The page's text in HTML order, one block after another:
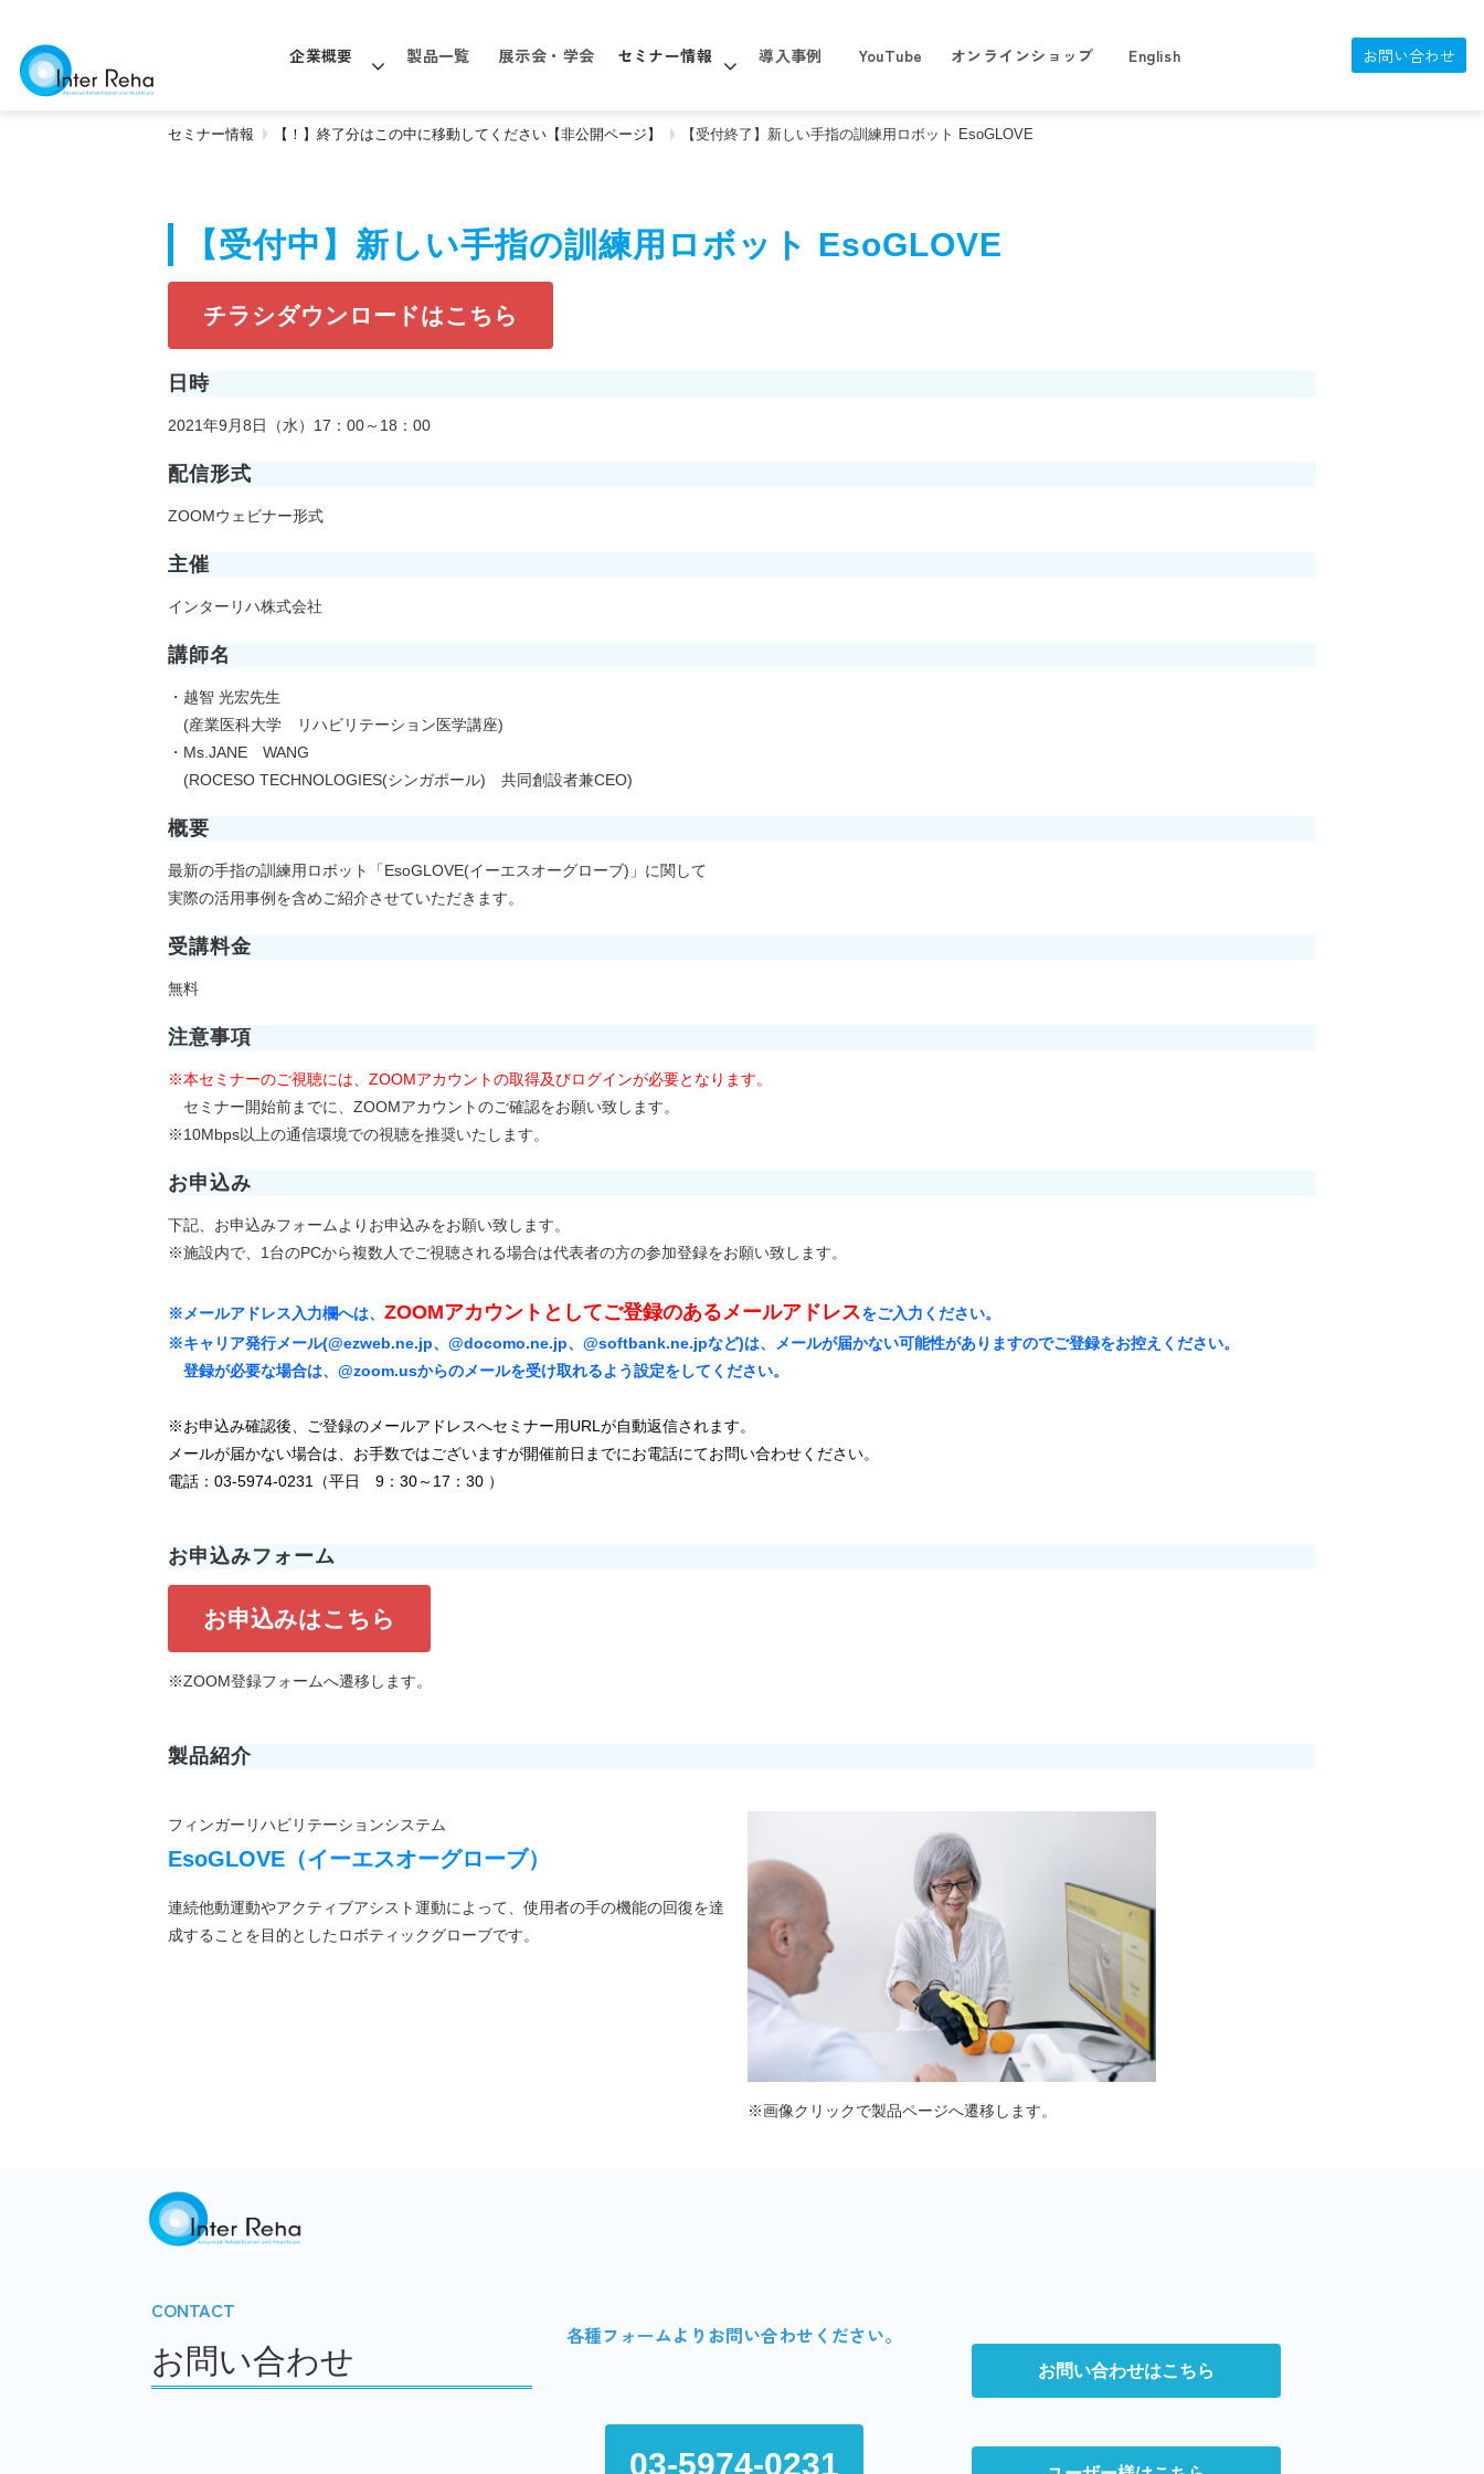
企業概要 製品一覧 展示会・学会 セミナー情報 導入事例 YouTube オンラインショップ English お問い合わせ
セミナー情報 【！】終了分はこの中に移動してください【非公開ページ】 【受付終了】新しい手指の訓練用ロボット EsoGLOVE
【受付中】新しい手指の訓練用ロボット EsoGLOVE
チラシダウンロードはこちら
日時
2021年9月8日（水）17：00～18：00
配信形式
ZOOMウェビナー形式
主催
インターリハ株式会社
講師名
・越智 光宏先生
(産業医科大学 リハビリテーション医学講座)
・Ms.JANE WANG
(ROCESO TECHNOLOGIES(シンガポール) 共同創設者兼CEO)
概要
最新の手指の訓練用ロボット「EsoGLOVE(イーエスオーグローブ)」に関して
実際の活用事例を含めご紹介させていただきます。
受講料金
無料
注意事項
※本セミナーのご視聴には、ZOOMアカウントの取得及びログインが必要となります。
セミナー開始前までに、ZOOMアカウントのご確認をお願い致します。
※10Mbps以上の通信環境での視聴を推奨いたします。
お申込み
下記、お申込みフォームよりお申込みをお願い致します。
※施設内で、1台のPCから複数人でご視聴される場合は代表者の方の参加登録をお願い致します。
※メールアドレス入力欄へは、 ZOOMアカウントとしてご登録のあるメールアドレスをご入力ください。
※キャリア発行メール(@ezweb.ne.jp、@docomo.ne.jp、@softbank.ne.jpなど)は、メールが届かない可能性がありますのでご登録をお控えください。
登録が必要な場合は、@zoom.usからのメールを受け取れるよう設定をしてください。
※お申込み確認後、ご登録のメールアドレスへセミナー用URLが自動返信されます。
メールが届かない場合は、お手数ではございますが開催前日までにお電話にてお問い合わせください。
電話：03-5974-0231（平日 9：30～17：30 ）
お申込みフォーム
お申込みはこちら
※ZOOM登録フォームへ遷移します。
製品紹介
フィンガーリハビリテーションシステム
EsoGLOVE（イーエスオーグローブ）
連続他動運動やアクティブアシスト運動によって、使用者の手の機能の回復を達
成することを目的としたロボティックグローブです。
※画像クリックで製品ページへ遷移します。
CONTACT
お問い合わせ
各種フォームよりお問い合わせください。
03-5974-0231
お問い合わせはこちら